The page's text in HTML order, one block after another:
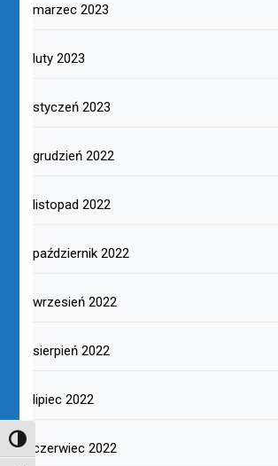
TOGGLE HIGH CONTRAST
marzec 2023
luty 2023
styczeń 2023
grudzień 2022
listopad 2022
październik 2022
wrzesień 2022
sierpień 2022
lipiec 2022
czerwiec 2022